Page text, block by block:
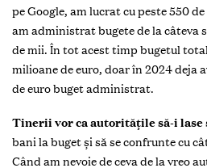
pe Google, am lucrat cu peste 550
am administrat bugete de la câteva
de mii. În tot acest timp bugetul
milioane de euro, doar în 2024 deja
de euro buget administrat.
Tinerii vor ca autorităţile să-i lase
bani la buget și să se confrunte cu
Când am nevoie de ceva de la vreo